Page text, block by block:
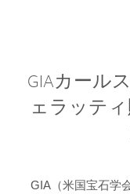
GIAカール
ェラッテ
GIA（米国宝石学